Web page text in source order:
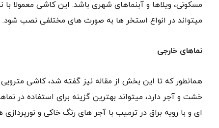
مسکونی، ویلاها و آبنماهای شهری باشد. این کاشی معمولا
میتواند در انواع استخر ها به صورت های مختلفی نصب شود.
نماهای خارجی
همانطور که تا این بخش از مقاله نیز گفته شد، کاشی
خشت و آجر دارد، میتواند بهترین گزینه برای استفاده در
ای و با رویه براق در ترمیب با آجر های رنگ خاکی و